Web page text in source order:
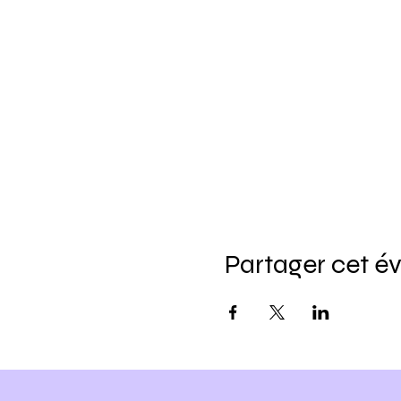
Partager cet